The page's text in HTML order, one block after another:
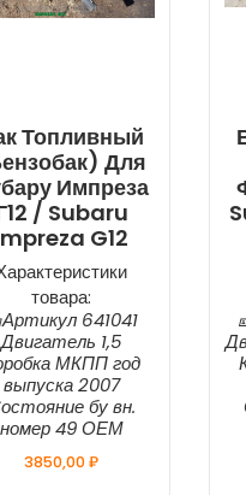
Топливный
Для
Импреза
/ Subaru
G12
товара:
641041
Двигатель 1,5
МКПП год
выпуска 2007
бу вн.
номер 49 ОЕМ
3850,00₽